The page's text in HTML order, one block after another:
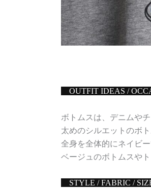
OUTFIT IDEAS /
ボトムスは、デニムや
太めのシルエットのボ
全身を全体的にネイビ
ベージュのボトムスや
STYLE / FABRIC /